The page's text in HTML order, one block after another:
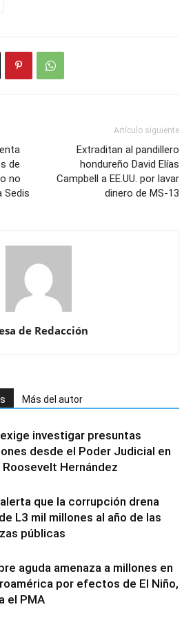
de
no
Sedis
Artículo siguiente
Extraditan al pandillero
hondureño David Elías
Campbell a EE.UU. por lavar
dinero de MS-13
de Redacción
Más del autor
exige investigar presuntas
desde el Poder Judicial en
Roosevelt Hernández
que la corrupción drena
L3 mil millones al año de las
públicas
aguda amenaza a millones en
por efectos de El Niño,
el PMA